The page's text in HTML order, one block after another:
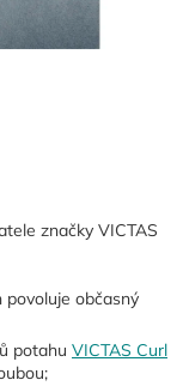
značky VICTAS
občasný
potahu VICTAS Curl